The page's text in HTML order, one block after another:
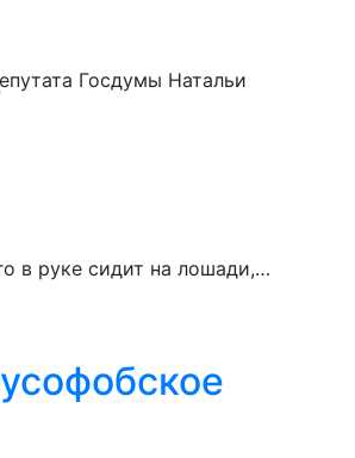
Госдумы Натальи
в руке сидит на лошади,…